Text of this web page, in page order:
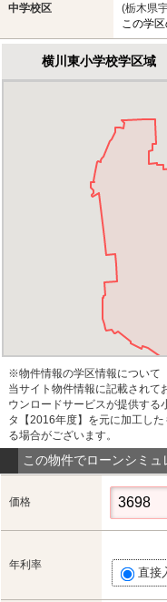
中学校区
(栃木県
この学
横川東小学校学区域
※物件情報の学区情報について
当サイト物件情報に記載されて
ウンロードサービスが提供する
タ【2016年度】を元に加工し
る場合がございます。
この物件でローンシミュ
価格
年利率
直接